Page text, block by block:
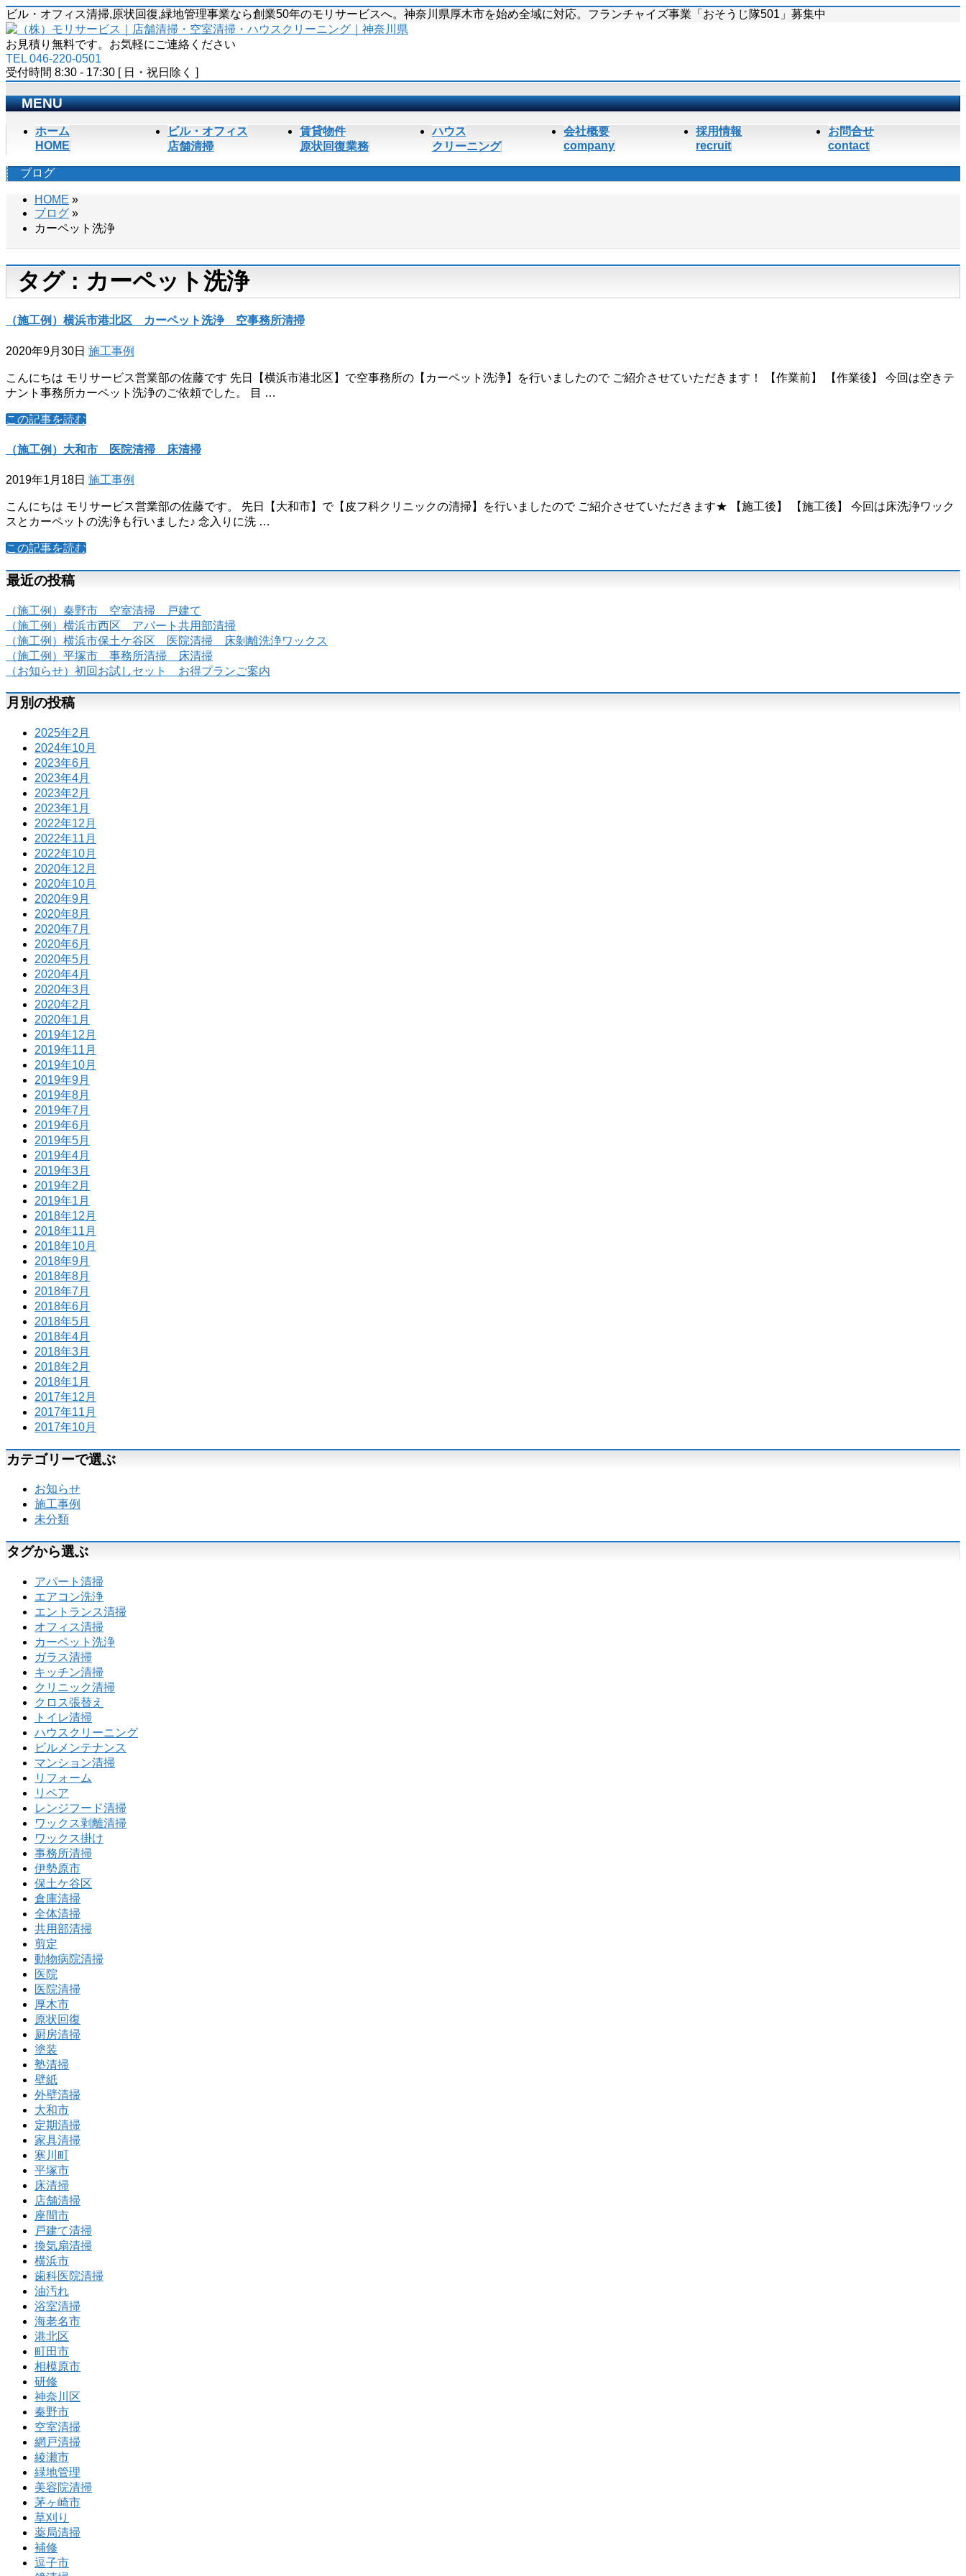
ビル・オフィス清掃,原状回復,緑地管理事業なら創業50年のモリサービスへ。神奈川県厚木市を始め全域に対応。フランチャイズ事業「おそうじ隊501」募集中
お見積り無料です。お気軽にご連絡ください
TEL 046-220-0501
受付時間 8:30 - 17:30 [ 日・祝日除く ]
MENU
ー
ホーム
HOME
ビル・オフィス
店舗清掃
賃貸物件
原状回復業務
ハウス
クリーニング
会社概要
company
採用情報
recruit
お問合せ
contact
ブログ
HOME »
ブログ »
カーペット洗浄
タグ : カーペット洗浄
（施工例）横浜市港北区 カーペット洗浄 空事務所清掃
2020年9月30日 施工事例
こんにちは モリサービス営業部の佐藤です 先日【横浜市港北区】で空事務所の【カーペット洗浄】を行いましたので ご紹介させていただきます！ 【作業前】 【作業後】 今回は空きテ
ナント事務所カーペット洗浄のご依頼でした。 目 …
この記事を読む
（施工例）大和市 医院清掃 床清掃
2019年1月18日 施工事例
こんにちは モリサービス営業部の佐藤です。 先日【大和市】で【皮フ科クリニックの清掃】を行いましたので ご紹介させていただきます★ 【施工後】 【施工後】 今回は床洗浄ワック
スとカーペットの洗浄も行いました♪ 念入りに洗 …
この記事を読む
最近の投稿
（施工例）秦野市 空室清掃 戸建て
（施工例）横浜市西区 アパート共用部清掃
（施工例）横浜市保土ケ谷区 医院清掃 床剝離洗浄ワックス
（施工例）平塚市 事務所清掃 床清掃
（お知らせ）初回お試しセット お得プランご案内
月別の投稿
2025年2月
2024年10月
2023年6月
2023年4月
2023年2月
2023年1月
2022年12月
2022年11月
2022年10月
2020年12月
2020年10月
2020年9月
2020年8月
2020年7月
2020年6月
2020年5月
2020年4月
2020年3月
2020年2月
2020年1月
2019年12月
2019年11月
2019年10月
2019年9月
2019年8月
2019年7月
2019年6月
2019年5月
2019年4月
2019年3月
2019年2月
2019年1月
2018年12月
2018年11月
2018年10月
2018年9月
2018年8月
2018年7月
2018年6月
2018年5月
2018年4月
2018年3月
2018年2月
2018年1月
2017年12月
2017年11月
2017年10月
カテゴリーで選ぶ
お知らせ
施工事例
未分類
タグから選ぶ
アパート清掃
エアコン洗浄
エントランス清掃
オフィス清掃
カーペット洗浄
ガラス清掃
キッチン清掃
クリニック清掃
クロス張替え
トイレ清掃
ハウスクリーニング
ビルメンテナンス
マンション清掃
リフォーム
リペア
レンジフード清掃
ワックス剥離清掃
ワックス掛け
事務所清掃
伊勢原市
保土ケ谷区
倉庫清掃
全体清掃
共用部清掃
剪定
動物病院清掃
医院
医院清掃
厚木市
原状回復
厨房清掃
塗装
塾清掃
壁紙
外壁清掃
大和市
定期清掃
家具清掃
寒川町
平塚市
床清掃
店舗清掃
座間市
戸建て清掃
換気扇清掃
横浜市
歯科医院清掃
油汚れ
浴室清掃
海老名市
港北区
町田市
相模原市
研修
神奈川区
秦野市
空室清掃
網戸清掃
綾瀬市
緑地管理
美容院清掃
茅ヶ崎市
草刈り
薬局清掃
補修
逗子市